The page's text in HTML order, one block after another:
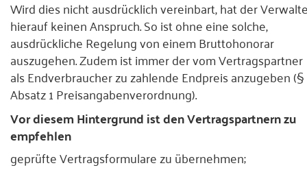
Wird dies nicht ausdrücklich vereinbart, hat der
hierauf keinen Anspruch. So ist ohne eine solche,
ausdrückliche Regelung von einem Bruttohonorar
auszugehen. Zudem ist immer der vom Vertragspartner
als Endverbraucher zu zahlende Endpreis anzugeben (§
Absatz 1 Preisangabenverordnung).
Vor diesem Hintergrund ist den Vertragspartnern zu
empfehlen
geprüfte Vertragsformulare zu übernehmen;